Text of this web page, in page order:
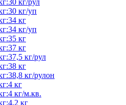
кг/рул
кг/уп
кг
кг/уп
кг
кг
кг/рул
кг
кг/рулон
кг
кг/м.кв.
кг